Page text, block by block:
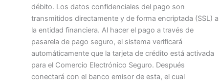
débito. Los datos confidenciales del pago son
transmitidos directamente y de forma encriptada (SSL) a
la entidad financiera. Al hacer el pago a través de
pasarela de pago seguro, el sistema verificará
automáticamente que la tarjeta de crédito está activada
para el Comercio Electrónico Seguro. Después
conectará con el banco emisor de esta, el cual